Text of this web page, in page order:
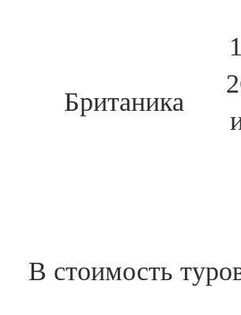
Британика
В стоимость